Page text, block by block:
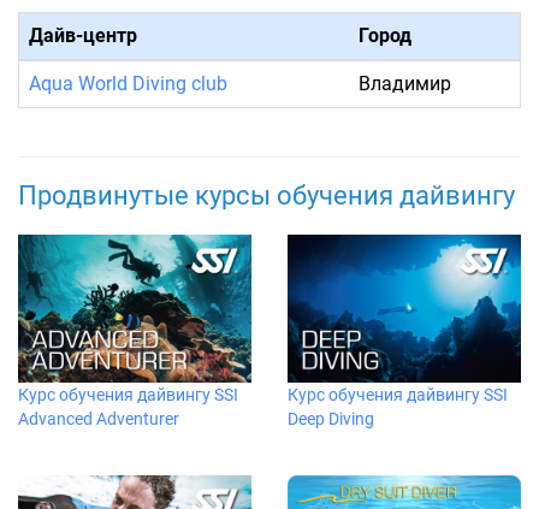
Дайв-центр Город
Aqua World Diving club Владимир
Продвинутые курсы обучения дайвингу
Курс обучения дайвингу SSI
Advanced Adventurer
Курс обучения дайвингу SSI
Deep Diving